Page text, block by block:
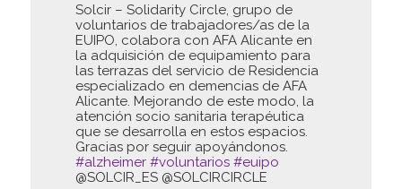
Solcir – Solidarity Circle, grupo de
voluntarios de trabajadores/as de la
EUIPO, colabora con AFA Alicante en
la adquisición de equipamiento para
las terrazas del servicio de Residencia
especializado en demencias de AFA
Alicante. Mejorando de este modo, la
atención socio sanitaria terapéutica
que se desarrolla en estos espacios.
Gracias por seguir apoyándonos.
#alzheimer #voluntarios #euipo
@SOLCIR_ES @SOLCIRCIRCLE